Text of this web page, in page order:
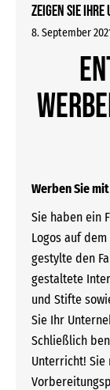
Zeigen Sie
8. September
Werben Sie
Sie haben ein
Logos auf
gestylte den
gestaltete
und Stifte
Sie Ihr
Schließlich
Unterricht! Sie